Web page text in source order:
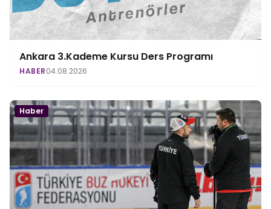
Ankara 3.Kademe Kursu Ders Programı
HABER04.08.2026
Haber